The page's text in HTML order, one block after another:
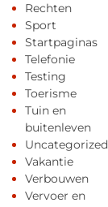
Rechten
Sport
Startpaginas
Telefonie
Testing
Toerisme
Tuin en
buitenleven
Uncategorized
Vakantie
Verbouwen
Vervoer en